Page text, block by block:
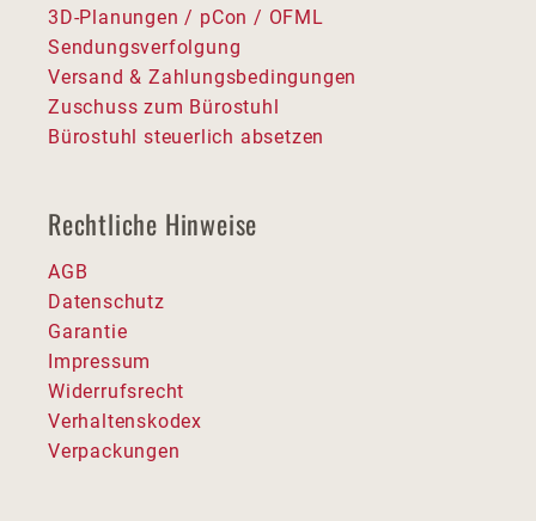
3D-Planungen / pCon / OFML
Sendungsverfolgung
Versand & Zahlungsbedingungen
Zuschuss zum Bürostuhl
Bürostuhl steuerlich absetzen
Rechtliche Hinweise
AGB
Datenschutz
Garantie
Impressum
Widerrufsrecht
Verhaltenskodex
Verpackungen